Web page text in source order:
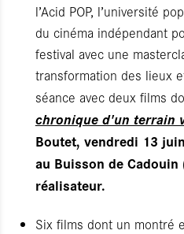
l’Acid POP, l’université
du cinéma indépendant
festival avec une
transformation des lieux
séance avec deux films
chronique d'un terrain
Boutet, vendredi 13
au Buisson de
réalisateur.
Six films dont un montré